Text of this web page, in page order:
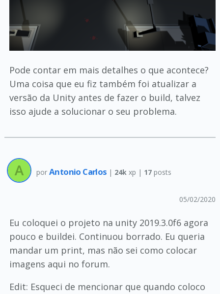
Pode contar em mais detalhes o que acontece?
Uma coisa que eu fiz também foi atualizar a
versão da Unity antes de fazer o build, talvez
isso ajude a solucionar o seu problema.
por Antonio Carlos | 24k xp | 17posts
05/02/2020
Eu coloquei o projeto na unity 2019.3.0f6 agora
pouco e buildei. Continuou borrado. Eu queria
mandar um print, mas não sei como colocar
imagens aqui no forum.
Edit: Esqueci de mencionar que quando coloco